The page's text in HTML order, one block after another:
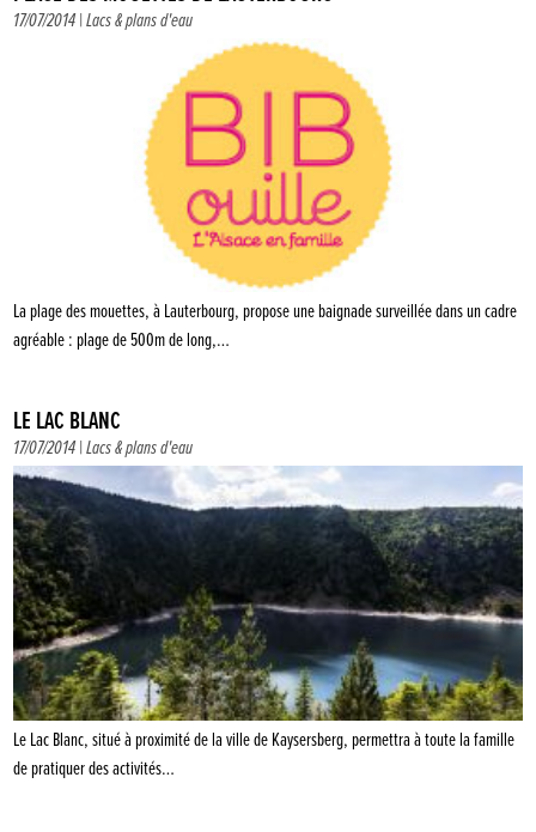
17/07/2014 |Lacs & plans d'eau
La plage des mouettes, à Lauterbourg, propose une baignade surveillée dans un cadre
agréable : plage de 500m de long,…
LE LAC BLANC
17/07/2014 |Lacs & plans d'eau
Le Lac Blanc, situé à proximité de la ville de Kaysersberg, permettra à toute la famille
de pratiquer des activités…